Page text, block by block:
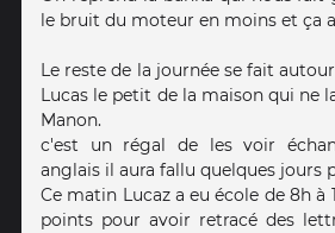
le bruit du moteur en moins et ça
Le reste de la journée se fait
Lucas le petit de la maison qui ne
Manon.
c'est un régal de les voir
anglais il aura fallu quelques jours
Ce matin Lucaz a eu école de 8h à
points pour avoir retracé des